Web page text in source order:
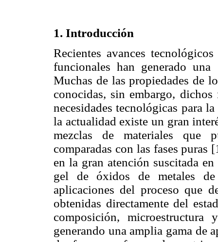
1. Introducción
Recientes avances
funcionales han generado una
Muchas de las propiedades de
conocidas, sin embargo,
necesidades tecnológicas para
la actualidad existe un gran
mezclas de materiales que
comparadas con las fases puras
en la gran atención suscitada
gel de óxidos de metales
aplicaciones del proceso que
obtenidas directamente del
composición, microestructura
generando una amplia gama de